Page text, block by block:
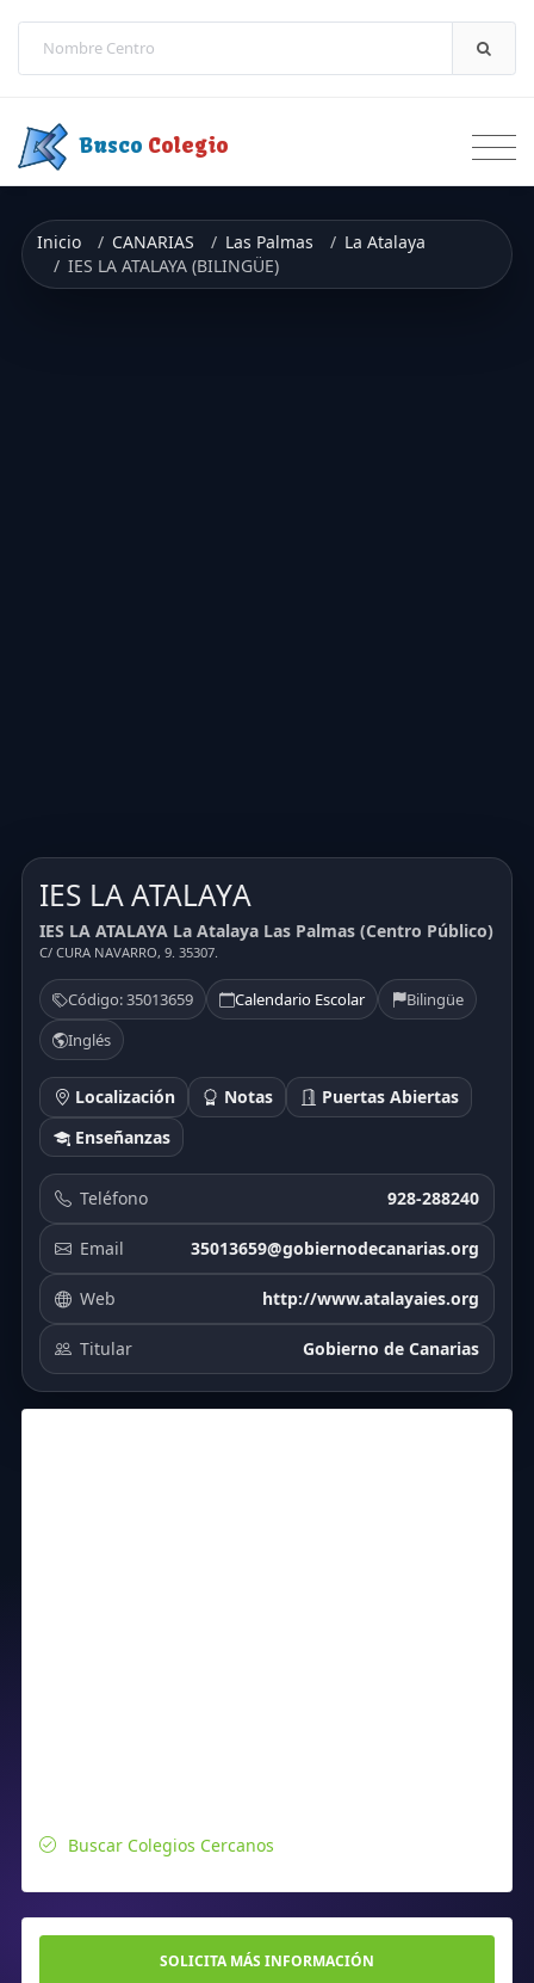
Busco Colegio
Inicio CANARIAS Las Palmas
La Atalaya
IES LA ATALAYA (BILINGÜE)
IES LA ATALAYA
IES LA ATALAYA La Atalaya Las Palmas (Centro Público)
C/ CURA NAVARRO, 9. 35307.
Código: 35013659 Calendario Escolar
Bilingüe
Inglés
Localización Notas
Puertas Abiertas
Enseñanzas
Teléfono 928-288240
Email 35013659@gobiernodecanarias.org
Web http://www.atalayaies.org
Titular Gobierno de Canarias
Buscar Colegios Cercanos
SOLICITA MÁS INFORMACIÓN